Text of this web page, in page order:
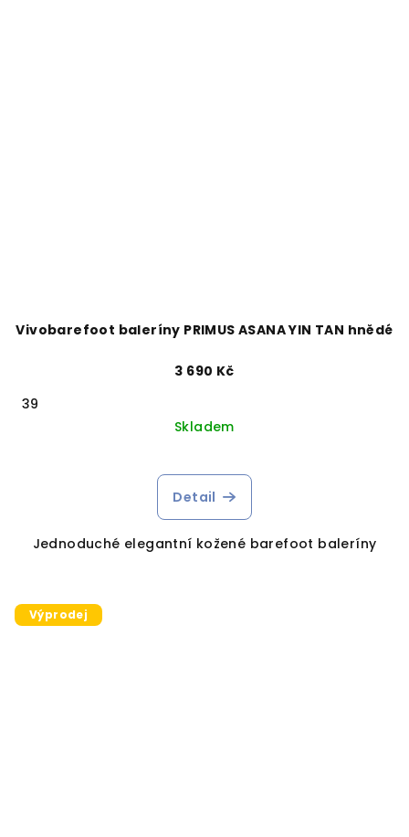
Vivobarefoot baleríny PRIMUS ASANA YIN TAN hnědé
3 690 Kč
39
Skladem
Detail
Jednoduché elegantní kožené barefoot baleríny
Výprodej